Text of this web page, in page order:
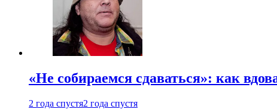
«Не собираемся сдаваться»: как
2 года спустя2 года спустя